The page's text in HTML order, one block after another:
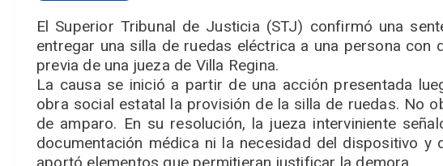
El Superior Tribunal de Justicia (STJ) confirmó una
entregar una silla de ruedas eléctrica a una persona con
previa de una jueza de Villa Regina.
La causa se inició a partir de una acción presentada
obra social estatal la provisión de la silla de ruedas. No
de amparo. En su resolución, la jueza interviniente
documentación médica ni la necesidad del dispositivo y